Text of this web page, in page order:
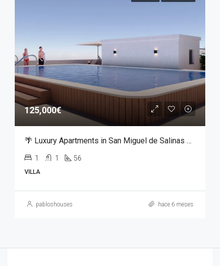
125,000€
🌴 Luxury Apartments in San Miguel de Salinas – From €125,000
1 1 56
VILLA
pabloshouses hace 6 meses